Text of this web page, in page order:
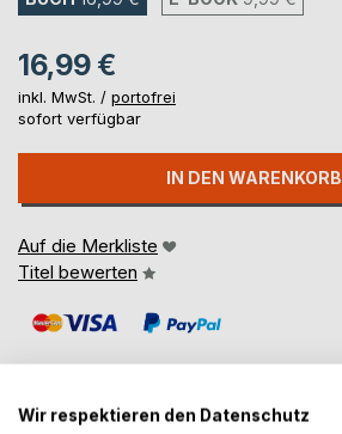
16,99 €
inkl. MwSt. / portofrei
sofort verfügbar
IN DEN WARENKORB
Auf die Merkliste
Titel bewerten
Wir respektieren den Datenschutz